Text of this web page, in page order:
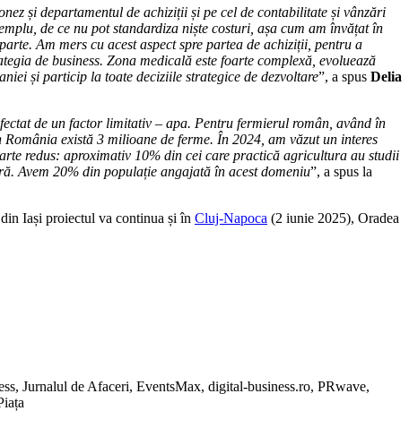
și departamentul de achiziții și pe cel de contabilitate și vânzări
de ce nu pot standardiza niște costuri, așa cum am învățat în
Am mers cu acest aspect spre partea de achiziții, pentru a
de business. Zona medicală este foarte complexă, evoluează
și particip la toate deciziile strategice de dezvoltare”, a spus Delia
de un factor limitativ – apa. Pentru fermierul român, având în
există 3 milioane de ferme. În 2024, am văzut un interes
redus: aproximativ 10% din cei care practică agricultura au studii
Avem 20% din populație angajată în acest domeniu”, a spus la
Iași proiectul va continua și în Cluj-Napoca (2 iunie 2025), Oradea
Jurnalul de Afaceri, EventsMax, digital-business.ro, PRwave,